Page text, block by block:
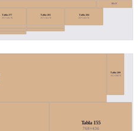
Tabla 277
357×161 ↻
Tabla 283
357×161 ↻
Tabla 284
357×161 ↻
Tabla 235
333×70 ↻
Tabla 155
768×436
Tabla 289
161×388 ↻